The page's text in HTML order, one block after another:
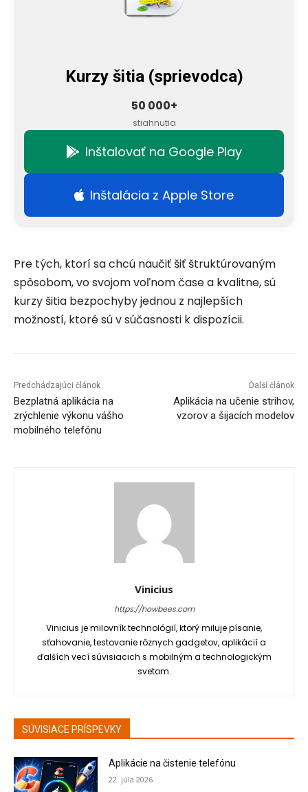
Kurzy šitia (sprievodca)
50 000+
stiahnutia
Inštalovať na Google Play
Inštalácia z Apple Store
Pre tých, ktorí sa chcú naučiť šiť štruktúrovaným
spôsobom, vo svojom voľnom čase a kvalitne, sú
kurzy šitia bezpochyby jednou z najlepších
možností, ktoré sú v súčasnosti k dispozícii.
Predchádzajúci článok
Bezplatná aplikácia na
zrýchlenie výkonu vášho
mobilného telefónu
Ďalší článok
Aplikácia na učenie strihov,
vzorov a šijacích modelov
Vinicius
https://howbees.com
Vinicius je milovník technológií, ktorý miluje písanie,
sťahovanie, testovanie rôznych gadgetov, aplikácií a
ďalších vecí súvisiacich s mobilným a technologickým
svetom.
SÚVISIACE PRÍSPEVKY
Aplikácie na čistenie telefónu
22. júla 2026